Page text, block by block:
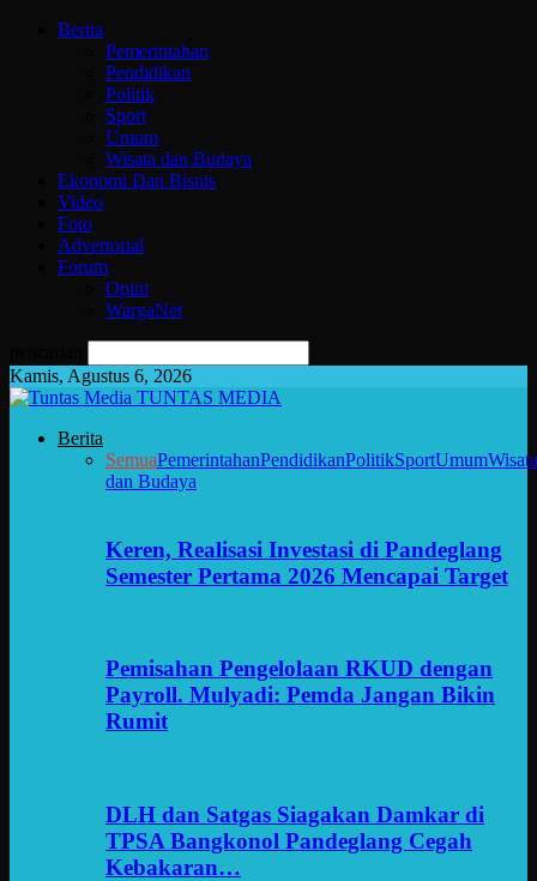
Berita
Pemerintahan
Pendidikan
Politik
Sport
Umum
Wisata dan Budaya
Ekonomi Dan Bisnis
Video
Foto
Advertorial
Forum
Opini
WargaNet
Kamis, Agustus 6, 2026
TUNTAS MEDIA
Berita
SemuaPemerintahanPendidikanPolitikSportUmumWisata
dan Budaya
Keren, Realisasi Investasi di Pandeglang
Semester Pertama 2026 Mencapai Target
Pemisahan Pengelolaan RKUD dengan
Payroll. Mulyadi: Pemda Jangan Bikin
Rumit
DLH dan Satgas Siagakan Damkar di
TPSA Bangkonol Pandeglang Cegah
Kebakaran…